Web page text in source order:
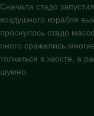
Сначала стадо
воздушного корабля
проснулось стадо
оного сражались
толкаться в хвосте, а
шумно.